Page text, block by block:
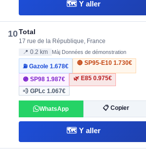
🗺️ Y aller
10Total
17 rue de la République, France
📍 0.2 km Màj Données de démonstration
⛽ Gazole1.678€
🔴 SP95-E10 1.730€
🟣 SP981.987€ 🌿 E85 0.975€
💨 GPLc1.067€
WhatsApp 📋 Copier
🗺️ Y aller